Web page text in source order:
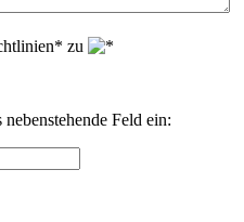
zu
Feld ein: